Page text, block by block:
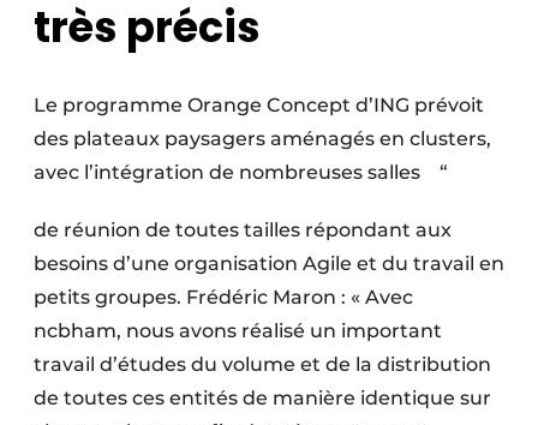
très précis
Le programme Orange Concept d’ING prévoit
des plateaux paysagers aménagés en clusters,
avec l’intégration de nombreuses salles “
de réunion de toutes tailles répondant aux
besoins d’une organisation Agile et du travail en
petits groupes. Frédéric Maron : « Avec
ncbham, nous avons réalisé un important
travail d’études du volume et de la distribution
de toutes ces entités de manière identique sur